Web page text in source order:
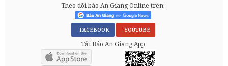
Theo dõi báo An Giang Online trên:
FACEBOOK YOUTUBE
Tải Báo An Giang App